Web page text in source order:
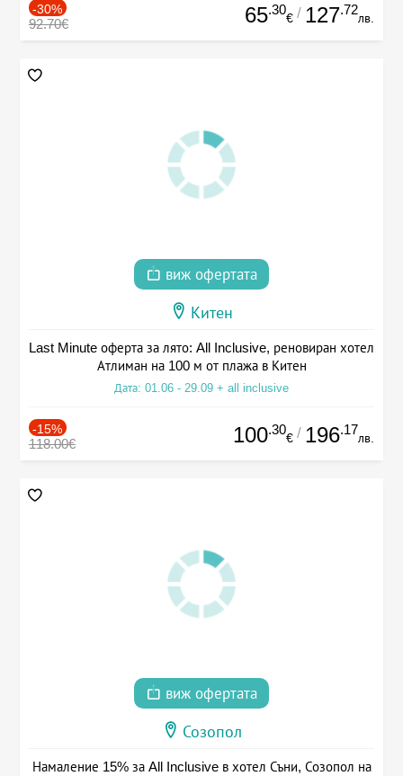
-30%
92.70€ 65.30
€ / 127.72
лв.
виж офертата
Китен
Last Minute оферта за лято: All Inclusive, реновиран хотел
Атлиман на 100 м от плажа в Китен
Дата: 01.06 - 29.09 + all inclusive
-15%
118.00€ 100.30
€ / 196.17
лв.
виж офертата
Созопол
Намаление 15% за All Inclusive в хотел Съни, Созопол на